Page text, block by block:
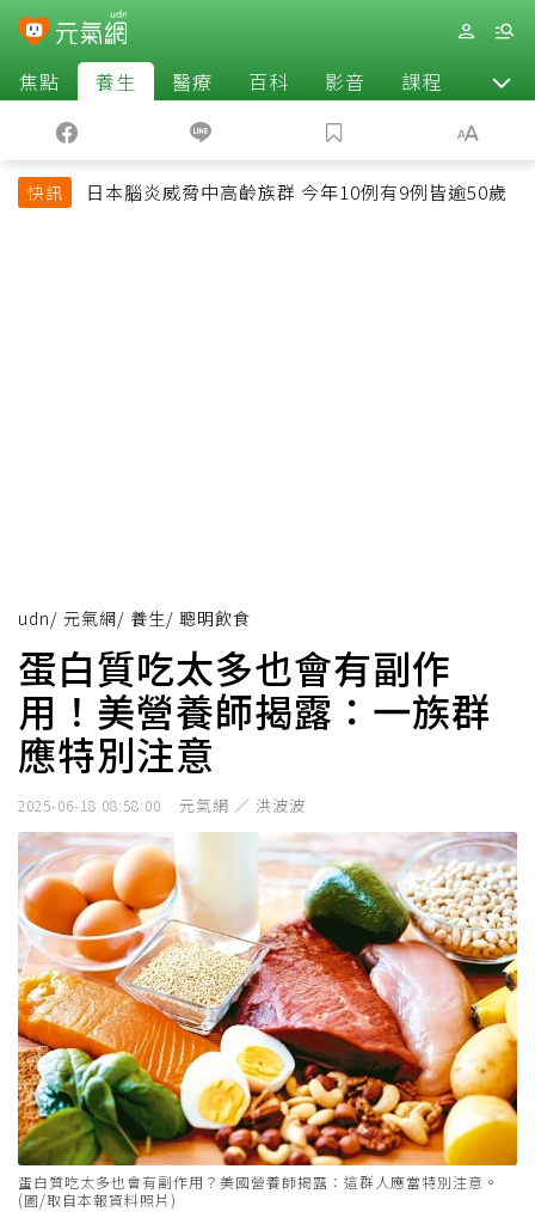
焦點 養生 醫療 百科 影音 課程 退休
快訊 日本腦炎威脅中高齡族群 今年10例有9例皆逾50歲
udn/ 元氣網/ 養生/ 聰明飲食
蛋白質吃太多也會有副作
用！美營養師揭露：一族群
應特別注意
2025-06-18 08:58:00 元氣網 ／ 洪波波
蛋白質吃太多也會有副作用？美國營養師揭露：這群人應當特別注意。
(圖/取自本報資料照片)